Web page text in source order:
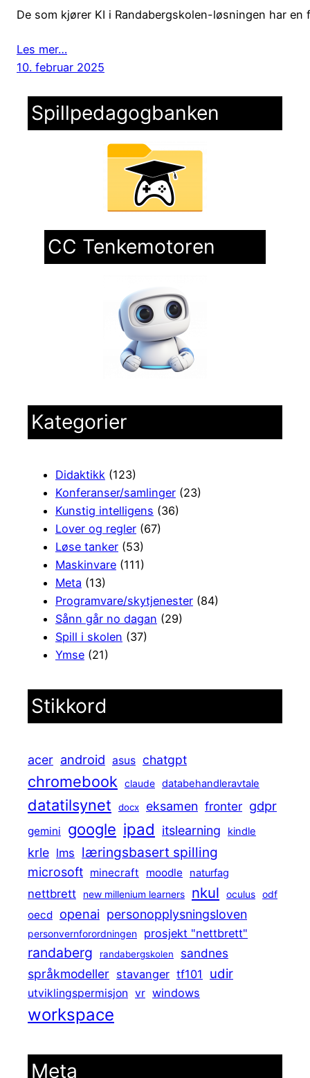
De som kjører KI i Randabergskolen-løsningen har
Les mer…
10. februar 2025
Spillpedagogbanken
CC Tenkemotoren
Kategorier
Didaktikk (123)
Konferanser/samlinger (23)
Kunstig intelligens (36)
Lover og regler (67)
Løse tanker (53)
Maskinvare (111)
Meta (13)
Programvare/skytjenester (84)
Sånn går no dagan (29)
Spill i skolen (37)
Ymse (21)
Stikkord
acer android asus chatgpt
chromebook claude databehandleravtale
datatilsynet docx eksamen fronter gdpr
gemini google ipad itslearning kindle
krle lms læringsbasert spilling
microsoft minecraft moodle naturfag
nettbrett new millenium learners nkul oculus odf
oecd openai personopplysningsloven
personvernforordningen prosjekt "nettbrett"
randaberg randabergskolen
sandnes
språkmodeller stavanger tf101 udir
utviklingspermisjon vr windows
workspace
Meta